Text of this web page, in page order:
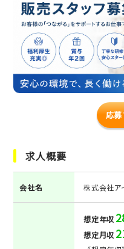
応
求人概要
会社名 株式会社ア
想定年収
想定月収